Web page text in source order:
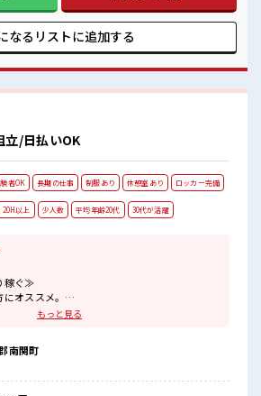
合った期間で働ける≫ 福利厚生が整った派遣の
な雰囲気
憩室で楽しくランチ♪ 時間があれば昼寝もしちゃ
なるリストに追加する
立/日払いOK
者OK 長期の仕事 制服あり 休憩室あり ロッカー完備
20H以上 少人数 平均年齢20代 30代が活躍
稼ぐ≫
オススメ。
ります♪
♪
するのは不安だけど、
もっと見る
南関町